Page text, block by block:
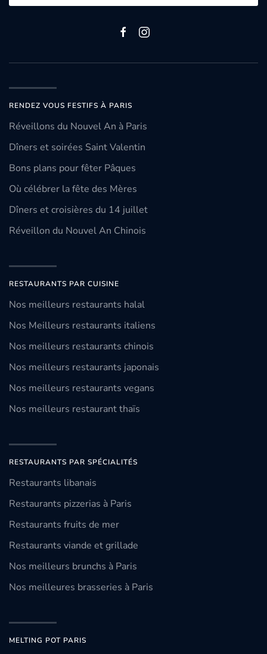
RENDEZ VOUS FESTIFS À PARIS
Réveillons du Nouvel An à Paris
Dîners et soirées Saint Valentin
Bons plans pour fêter Pâques
Où célébrer la fête des Mères
Dîners et croisières du 14 juillet
Réveillon du Nouvel An Chinois
RESTAURANTS PAR CUISINE
Nos meilleurs restaurants halal
Nos Meilleurs restaurants italiens
Nos meilleurs restaurants chinois
Nos meilleurs restaurants japonais
Nos meilleurs restaurants vegans
Nos meilleurs restaurant thaïs
RESTAURANTS PAR SPÉCIALITÉS
Restaurants libanais
Restaurants pizzerias à Paris
Restaurants fruits de mer
Restaurants viande et grillade
Nos meilleurs brunchs à Paris
Nos meilleures brasseries à Paris
MELTING POT PARIS